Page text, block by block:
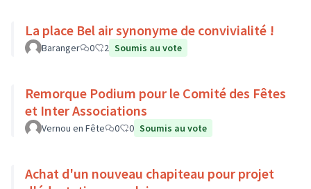
La place Bel air synonyme de convivialité !
Baranger 0 2 Soumis au vote
Remorque Podium pour le Comité des Fêtes
et Inter Associations
Vernou en Fête 0 0 Soumis au vote
Achat d'un nouveau chapiteau pour projet